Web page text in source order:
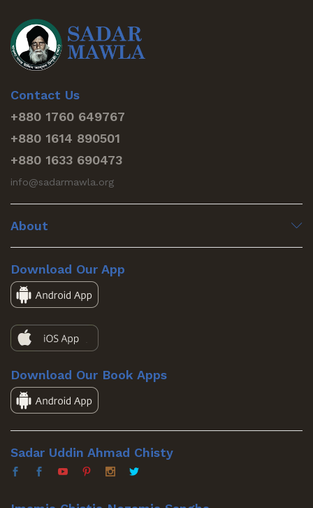
Contact Us
+880 1760 649767
+880 1614 890501
+880 1633 690473
info@sadarmawla.org
About
Download Our App
Download Our Book Apps
Sadar Uddin Ahmad Chisty